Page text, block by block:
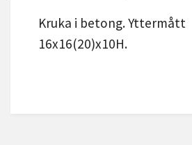
Kruka i betong. Yttermått
16x16(20)x10H.